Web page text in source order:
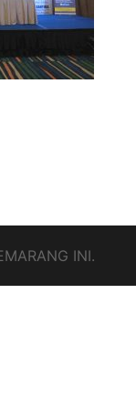
INI.